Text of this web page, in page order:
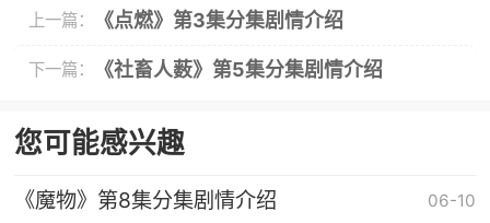
上一篇： 《点燃》第3集分集剧情介绍
下一篇： 《社畜人薮》第5集分集剧情介绍
您可能感兴趣
《魔物》第8集分集剧情介绍 06-10